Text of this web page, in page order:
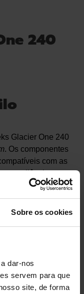
Sobre os cookies
dar-nos
servem para que
site, de forma
240
Glacier One 240
. Os componentes
com as
se o silêncio,